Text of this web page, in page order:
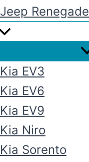
Jeep Renegade
Kia EV3
Kia EV6
Kia EV9
Kia Niro
Kia Sorento